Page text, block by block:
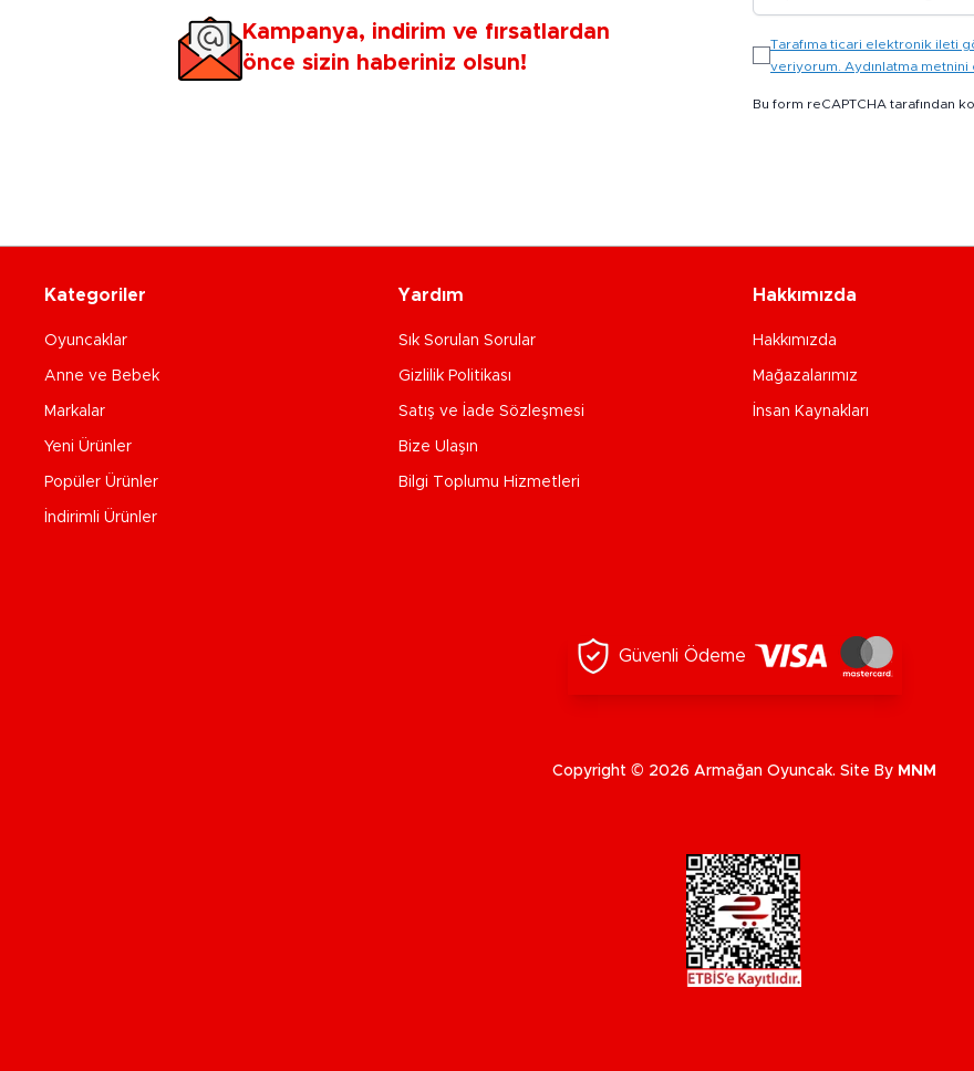
Kampanya, indirim ve fırsatlardan
önce sizin haberiniz olsun!
Tarafıma ticari elektronik ileti
veriyorum. Aydınlatma metnini
Bu form reCAPTCHA tarafından
Kategoriler
Oyuncaklar
Anne ve Bebek
Markalar
Yeni Ürünler
Popüler Ürünler
İndirimli Ürünler
Yardım
Sık Sorulan Sorular
Gizlilik Politikası
Satış ve İade Sözleşmesi
Bize Ulaşın
Bilgi Toplumu Hizmetleri
Hakkımızda
Hakkımızda
Mağazalarımız
İnsan Kaynakları
Güvenli Ödeme
Copyright © 2026 Armağan Oyuncak. Site By MNM